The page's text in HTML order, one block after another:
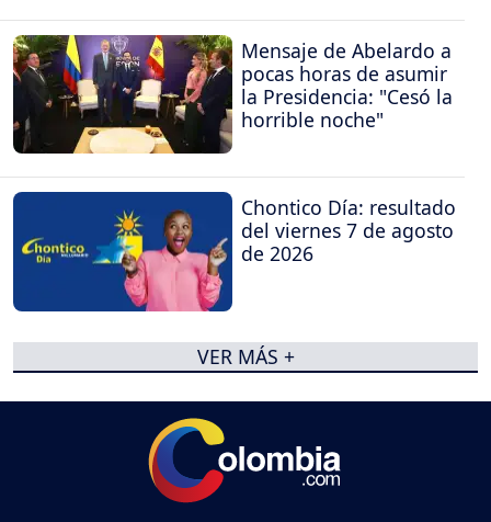
Mensaje de Abelardo a
pocas horas de asumir
la Presidencia: "Cesó la
horrible noche"
Chontico Día: resultado
del viernes 7 de agosto
de 2026
VER MÁS +